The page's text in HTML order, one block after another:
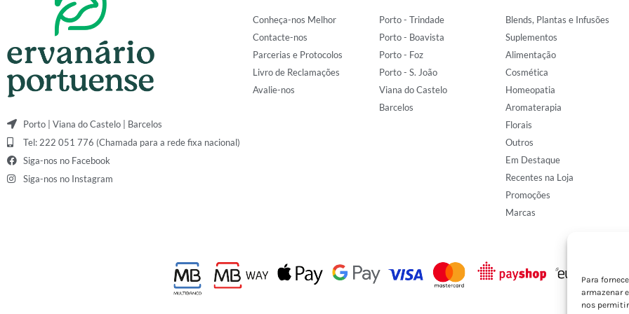
Para
armazenar
nos
Porto | Viana do Castelo | Barcelos
Tel: 222 051 776 (Chamada para a rede fixa nacional)
Siga-nos no Facebook
Siga-nos no Instagram
Conheça-nos Melhor
Contacte-nos
Parcerias e Protocolos
Livro de Reclamações
Avalie-nos
Porto - Trindade
Porto - Boavista
Porto - Foz
Porto - S. João
Viana do Castelo
Barcelos
Blends, Plantas e Infusões
Suplementos
Alimentação
Cosmética
Homeopatia
Aromaterapia
Florais
Outros
Em Destaque
Recentes na Loja
Promoções
Marcas